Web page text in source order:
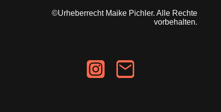
©Urheberrecht Maike Pichler. Alle Rechte
vorbehalten.